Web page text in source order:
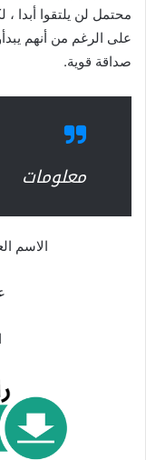
محتمل لن يلتقوا أبدا
على الرغم من أنهم
صداقة قوية.
معلومات
الاسم